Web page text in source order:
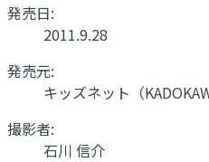
発売日:
2011.9.28
発売元:
キッズネット（
撮影者:
石川 信介